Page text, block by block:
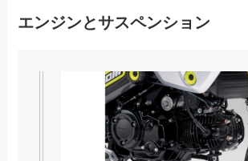
エンジンとサスペンション